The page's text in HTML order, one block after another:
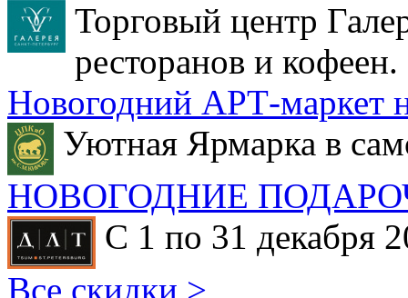
Торговый центр
ресторанов и кофеен.
Новогодний АРТ-маркет
Уютная Ярмарка в
НОВОГОДНИЕ
С 1 по 31 декабря
Все скидки >